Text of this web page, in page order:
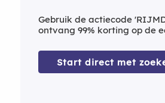
Gebruik de actiecode
ontvang 99% korting op de
Start direct met